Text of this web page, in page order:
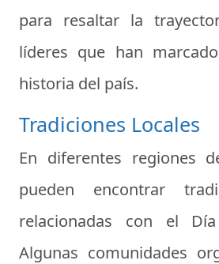
para resaltar la
líderes que han
historia del país.
Tradiciones Locales
En diferentes regiones
pueden encontrar
relacionadas con el
Algunas comunidades